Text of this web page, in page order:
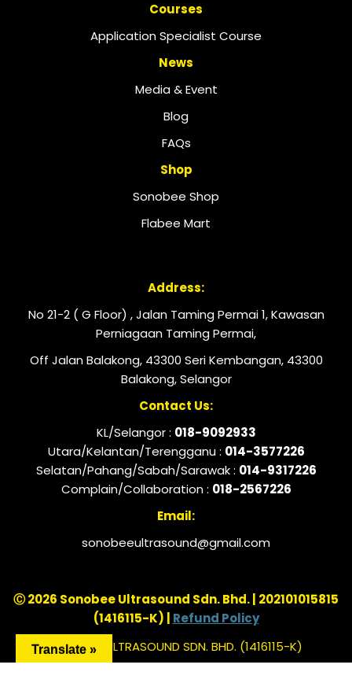
Courses
Application Specialist Course
News
Media & Event
Blog
FAQs
Shop
Sonobee Shop
Flabee Mart
Address:
No 21-2 ( G Floor) , Jalan Taming Permai 1, Kawasan
Perniagaan Taming Permai,
Off Jalan Balakong, 43300 Seri Kembangan, 43300
Balakong, Selangor
Contact Us:
KL/Selangor : 018-9092933
Utara/Kelantan/Terengganu : 014-3577226
Selatan/Pahang/Sabah/Sarawak : 014-9317226
Complain/Collaboration : 018-2567226
Email:
sonobeeultrasound@gmail.com
Ⓒ 2026 Sonobee Ultrasound Sdn. Bhd. | 202101015815
(1416115-K) | Refund Policy
SONOBEE ULTRASOUND SDN. BHD. (1416115-K)
Translate »